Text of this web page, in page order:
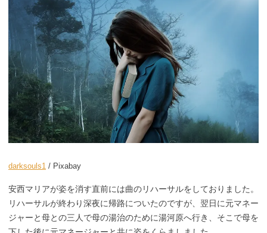
darksouls1 / Pixabay
安西マリアが姿を消す直前には曲のリハーサルをしておりました。
リハーサルが終わり深夜に帰路についたのですが、翌日に元マネー
ジャーと母との三人で母の湯治のために湯河原へ行き、そこで母を